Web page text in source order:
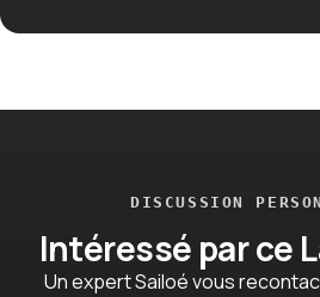
DISCUSSION
Intéressé par ce
Un expert Sailoé vous